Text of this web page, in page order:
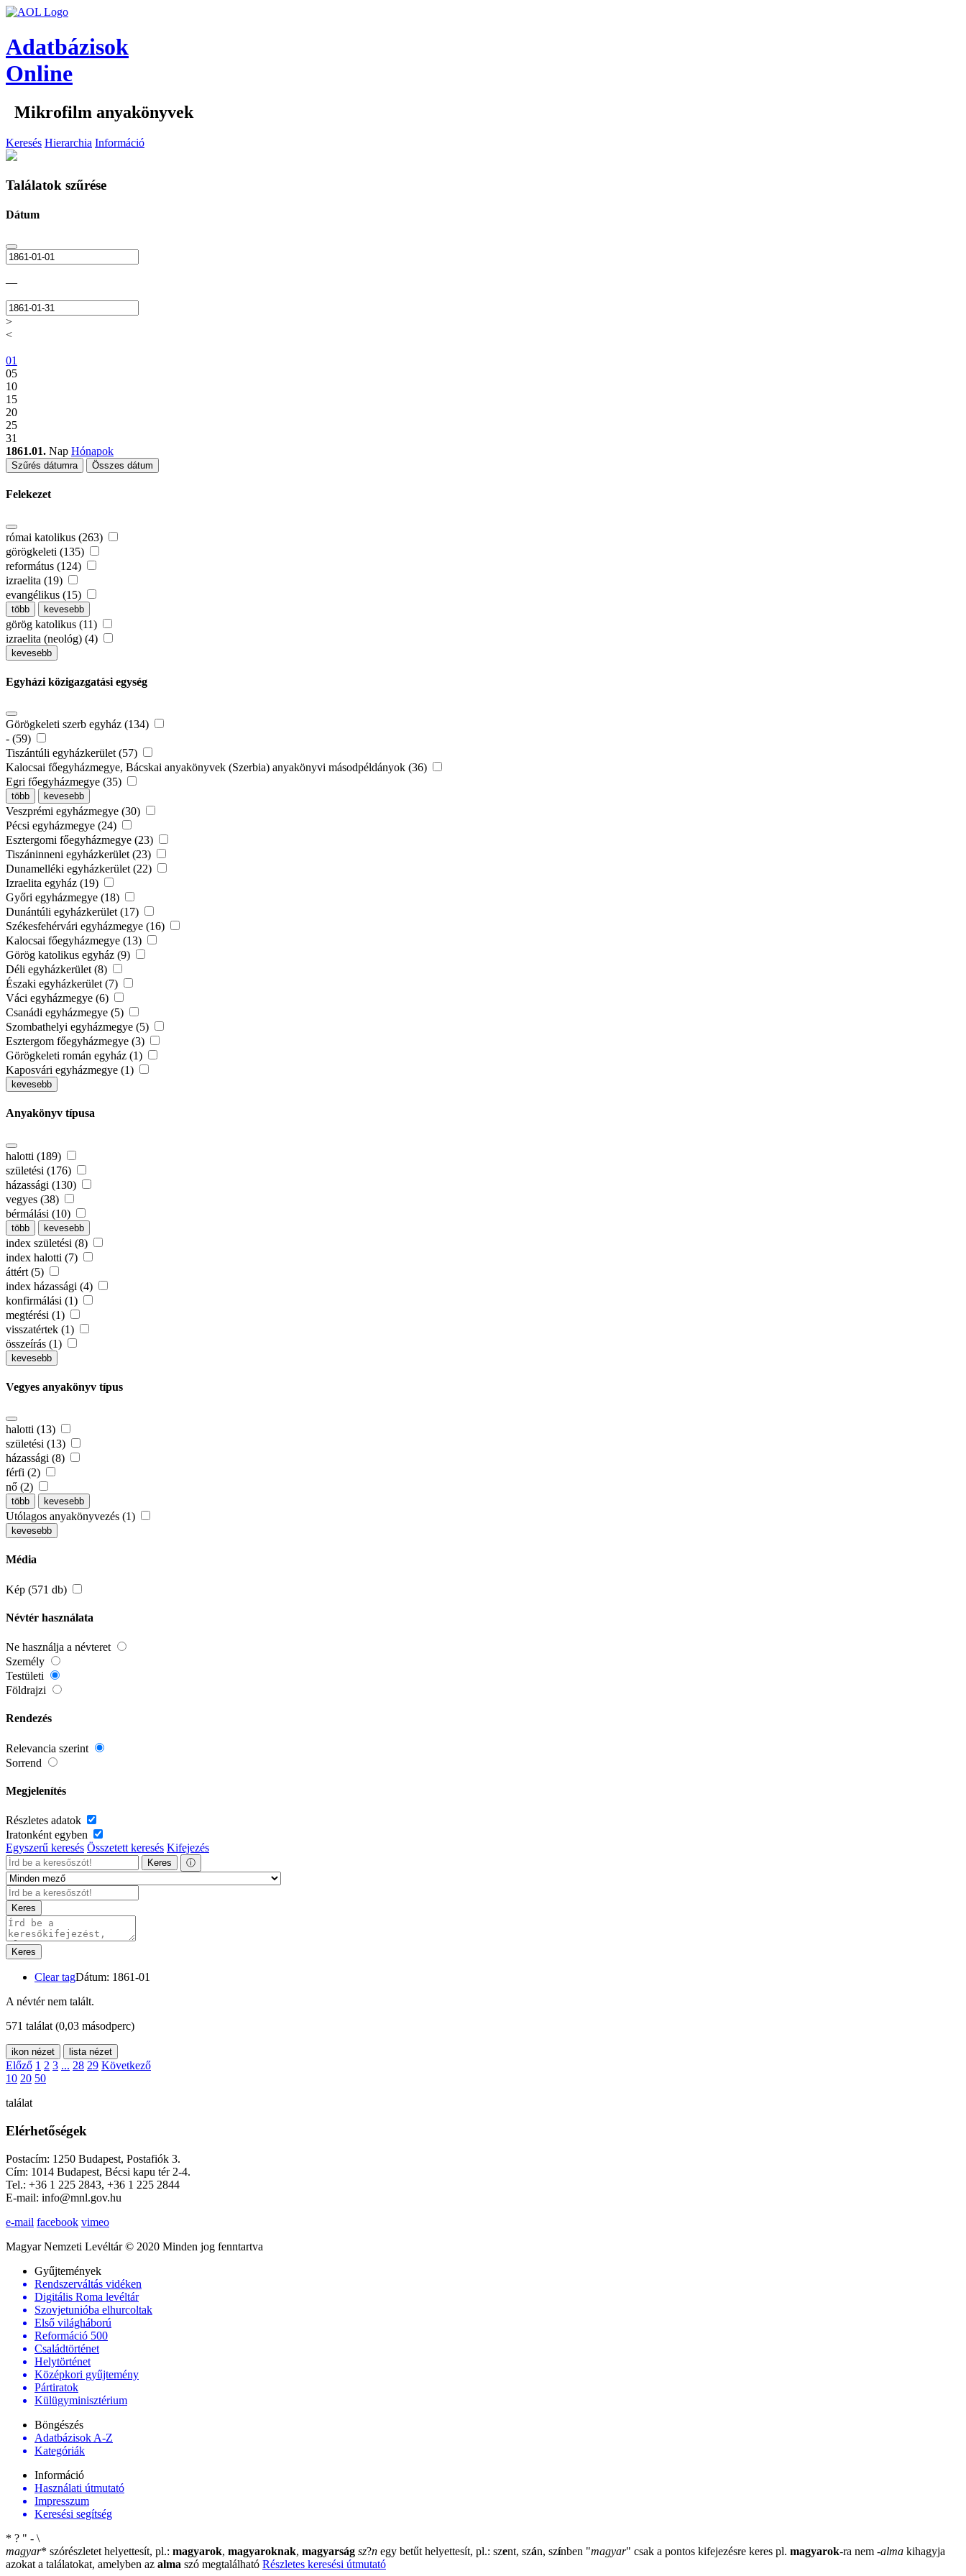
Adatbázisok
Online
Mikrofilm anyakönyvek
Keresés Hierarchia Információ
Találatok szűrése
Dátum
—
>
<
01
05
10
15
20
25
31
1861.01. Nap Hónapok
Szűrés dátumra Összes dátum
Felekezet
római katolikus (263)
görögkeleti (135)
református (124)
izraelita (19)
evangélikus (15)
több kevesebb
görög katolikus (11)
izraelita (neológ) (4)
kevesebb
Egyházi közigazgatási egység
Görögkeleti szerb egyház (134)
- (59)
Tiszántúli egyházkerület (57)
Kalocsai főegyházmegye, Bácskai anyakönyvek (Szerbia) anyakönyvi másodpéldányok (36)
Egri főegyházmegye (35)
több kevesebb
Veszprémi egyházmegye (30)
Pécsi egyházmegye (24)
Esztergomi főegyházmegye (23)
Tiszáninneni egyházkerület (23)
Dunamelléki egyházkerület (22)
Izraelita egyház (19)
Győri egyházmegye (18)
Dunántúli egyházkerület (17)
Székesfehérvári egyházmegye (16)
Kalocsai főegyházmegye (13)
Görög katolikus egyház (9)
Déli egyházkerület (8)
Északi egyházkerület (7)
Váci egyházmegye (6)
Csanádi egyházmegye (5)
Szombathelyi egyházmegye (5)
Esztergom főegyházmegye (3)
Görögkeleti román egyház (1)
Kaposvári egyházmegye (1)
kevesebb
Anyakönyv típusa
halotti (189)
születési (176)
házassági (130)
vegyes (38)
bérmálási (10)
több kevesebb
index születési (8)
index halotti (7)
áttért (5)
index házassági (4)
konfirmálási (1)
megtérési (1)
visszatértek (1)
összeírás (1)
kevesebb
Vegyes anyakönyv típus
halotti (13)
születési (13)
házassági (8)
férfi (2)
nő (2)
több kevesebb
Utólagos anyakönyvezés (1)
kevesebb
Média
Kép (571 db)
Névtér használata
Ne használja a névteret
Személy
Testületi
Földrajzi
Rendezés
Relevancia szerint
Sorrend
Megjelenítés
Részletes adatok
Iratonként egyben
Egyszerű keresés Összetett keresés Kifejezés
Keres ⓘ
Keres
Keres
Clear tagDátum: 1861-01
A névtér nem talált.
571 találat (0,03 másodperc)
ikon nézet lista nézet
Előző 1 2 3 ... 28 29 Következő
10 20 50
találat
Elérhetőségek
Postacím: 1250 Budapest, Postafiók 3.
Cím: 1014 Budapest, Bécsi kapu tér 2-4.
Tel.: +36 1 225 2843, +36 1 225 2844
E-mail: info@mnl.gov.hu
e-mail facebook vimeo
Magyar Nemzeti Levéltár © 2020 Minden jog fenntartva
Gyűjtemények
Rendszerváltás vidéken
Digitális Roma levéltár
Szovjetunióba elhurcoltak
Első világháború
Reformáció 500
Családtörténet
Helytörténet
Középkori gyűjtemény
Pártiratok
Külügyminisztérium
Böngészés
Adatbázisok A-Z
Kategóriák
Információ
Használati útmutató
Impresszum
Keresési segítség
* ? " - \
magyar* szórészletet helyettesít, pl.: magyarok, magyaroknak, magyarság sz?n egy betűt helyettesít, pl.: szent, szán, színben "magyar" csak a pontos kifejezésre keres pl. magyarok-ra nem -alma kihagyja
azokat a találatokat, amelyben az alma szó megtalálható Részletes keresési útmutató